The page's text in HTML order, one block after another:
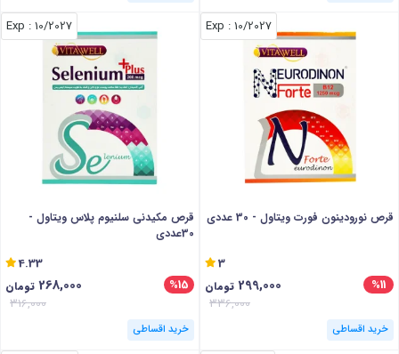
10/2027
: Exp
قرص نورودینون فورت ویتاول - 30 عددی
3
%11
299,000 تومان
336,000
خرید اقساطی
10/2027
: Exp
قرص مکیدنی سلنیوم پلاس ویتاول -
30عددی
4.33
%15
268,000 تومان
316,000
خرید اقساطی